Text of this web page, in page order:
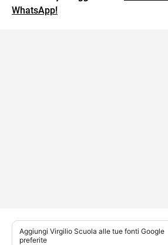
WhatsApp!
Aggiungi Virgilio Scuola alle tue fonti Google
preferite